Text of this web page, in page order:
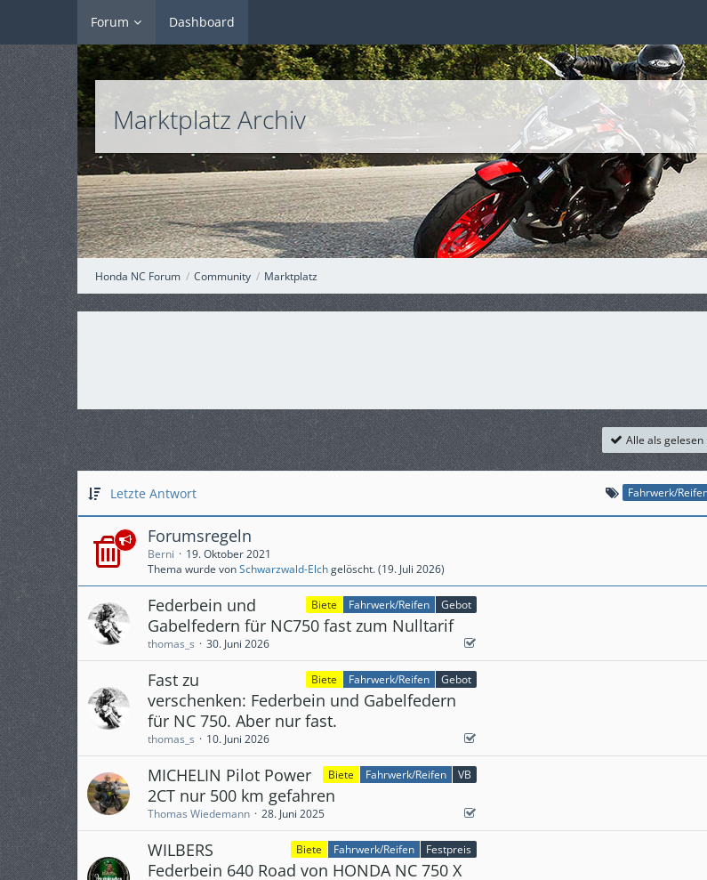
Forum Dashboard
Honda NC Forum Community Marktplatz
Marktplatz Archiv
Alle als
Letzte Antwort Fahrwerk/
Forumsregeln
Berni
19. Oktober 2021
Thema wurde vonSchwarzwald-Elchgelöscht. (19. Juli 2026)
Biete Fahrwerk/Reifen Gebot
Federbein und
Gabelfedern für NC750 fast zum Nulltarif
thomas_s 30. Juni 2026
Biete Fahrwerk/Reifen Gebot
Fast zu
verschenken: Federbein und Gabelfedern
für NC 750. Aber nur fast.
thomas_s 10. Juni 2026
Biete Fahrwerk/Reifen VB
MICHELIN Pilot Power
2CT nur 500 km gefahren
Thomas Wiedemann 28. Juni 2025
Biete Fahrwerk/Reifen Festpreis
WILBERS
Federbein 640 Road von HONDA NC 750 X